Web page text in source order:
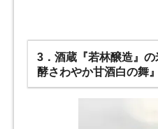
3．酒蔵『若林醸造』
酵さわやか甘酒白の舞